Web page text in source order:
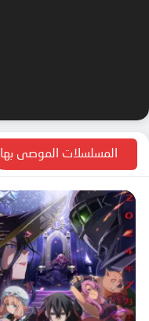
المسلسلات الموصى بها